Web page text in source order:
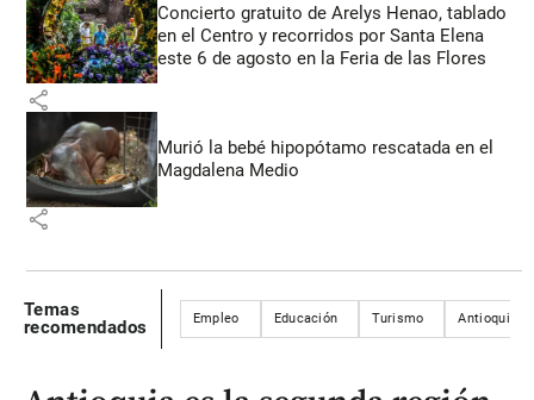
Concierto gratuito de Arelys Henao, tablado
en el Centro y recorridos por Santa Elena
este 6 de agosto en la Feria de las Flores
share
Murió la bebé hipopótamo rescatada en el
Magdalena Medio
share
Temas
recomendados
Empleo Educación Turismo Antioquia